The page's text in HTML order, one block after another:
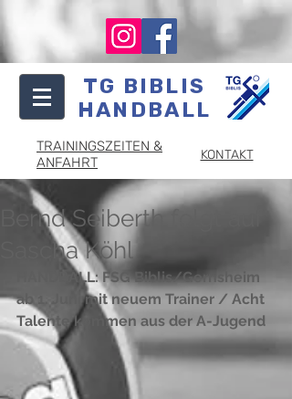
TG BIBLIS
HANDBALL
TRAININGSZEITEN &
ANFAHRT
KONTAKT
Bernd Seiberth folgt auf
Sascha Köhl
HANDBALL: FSG Biblis/Gernsheim
ab 1. Juni mit neuem Trainer / Acht
Talente kommen aus der A-Jugend